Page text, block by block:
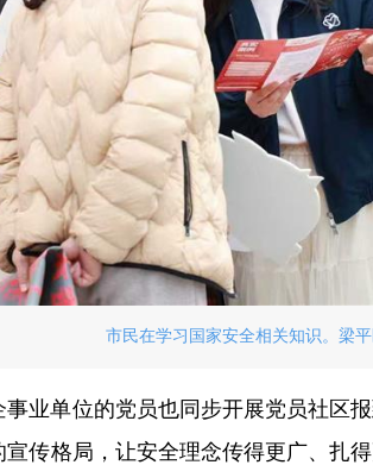
市民在学习国家安全相关知识。梁
事业单位的党员也同步开展党员社区
宣传格局，让安全理念传得更广、扎